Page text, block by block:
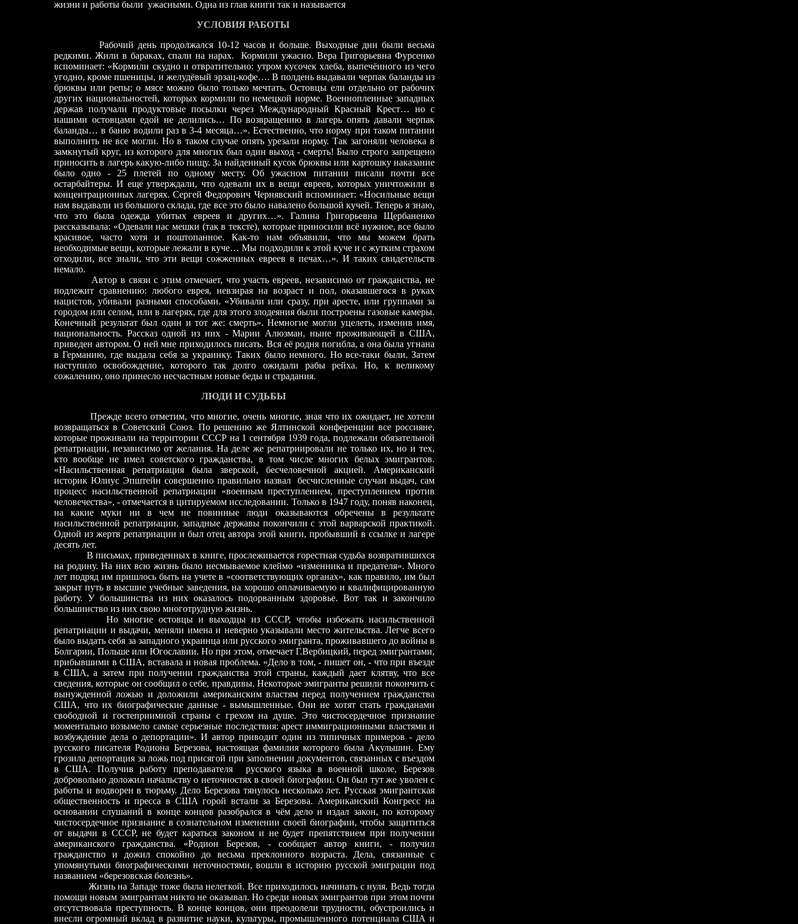
жизни и работы были ужасными. Одна из глав книги так и называется
УСЛОВИЯ РАБОТЫ
Рабочий день продолжался 10-12 часов и больше. Выходные дни были весьма
редкими. Жили в бараках, спали на нарах.
Кормили ужасно. Вера Григорьевна Фурсенко
вспоминает: «Кормили скудно и отвратительно: утром кусочек хлеба, выпечённого из чего
угодно, кроме пшеницы, и желудёвый эрзац-кофе…. В полдень выдавали черпак баланды из
брюквы или репы; о мясе можно было только мечтать. Остовцы ели отдельно от рабочих
других национальностей, которых кормили по немецкой норме. Военнопленные западных
держав получали продуктовые посылки через Международный Красный Крест… но с
нашими остовцами едой не делились… По возвращению в лагерь опять давали черпак
баланды… в баню водили раз в 3-4 месяца…». Естественно, что норму при таком питании
выполнить не все могли. Но в таком случае опять урезали норму. Так загоняли человека в
замкнутый круг, из которого для многих был один выход- смерть! Было строго запрещено
приносить в лагерь какую-либо пищу. За найденный кусок брюквы или картошку наказание
было одно- 25 плетей по одному месту. Об ужасном питании писали почти все
остарбайтеры. И еще утверждали, что одевали их в вещи евреев, которых уничтожили в
концентрационных лагерях. Сергей Федорович Чернявский вспоминает: «Носильные вещи
нам выдавали из большого склада, где все это было навалено большой кучей. Теперь я знаю,
что это была одежда убитых евреев и других…». Галина Григорьевна Щербаненко
рассказывала: «Одевали нас мешки (так в тексте), которые приносили всё нужное, все было
красивое, часто хотя и поштопанное. Как-то нам объявили, что мы можем брать
необходимые вещи, которые лежали в куче… Мы подходили к этой куче и с жутким страхом
отходили, все знали, что эти вещи сожженных евреев в печах…». И таких свидетельств
немало.
Автор в связи с этим отмечает, что участь евреев, независимо от гражданства, не
подлежит сравнению: любого еврея, невзирая на возраст и пол, оказавшегося в руках
нацистов, убивали разными способами. «Убивали или сразу, при аресте, или группами за
городом или селом, или в лагерях, где для этого злодеяния были построены газовые камеры.
Конечный результат был один и тот же: смерть». Немногие могли уцелеть, изменив имя,
национальность. Рассказ одной из них - Марии Алюзман, ныне проживающей в США,
приведен автором. О ней мне приходилось писать. Вся её родня погибла, а она была угнана
в Германию, где выдала себя за украинку. Таких было немного. Но все-таки были. Затем
наступило освобождение, которого так долго ожидали рабы рейха. Но, к великому
сожалению, оно принесло несчастным новые беды и страдания.
ЛЮДИ И СУДЬБЫ
Прежде всего отметим, что многие, очень многие, зная что их ожидает, не хотели
возвращаться в Советский Союз. По решению же Ялтинской конференции все россияне,
которые проживали на территории СССР на 1 сентября 1939 года, подлежали обязательной
репатриации, независимо от желания. На деле же репатриировали не только их, но и тех,
кто вообще не имел советского гражданства, в том числе многих белых эмигрантов.
«Насильственная репатриация была зверской, бесчеловечной акцией. Американский
историк Юлиус Эпштейн совершенно правильно назвал
бесчисленные случаи выдач, сам
процесс насильственной репатриации «военным преступлением, преступлением против
человечества», - отмечается в цитируемом исследовании. Только в 1947 году, поняв наконец,
на какие муки ни в чем не повинные люди оказываются обречены в результате
насильственной репатриации, западные державы покончили с этой варварской практикой.
Одной из жертв репатриации и был отец автора этой книги, пробывший в ссылке и лагере
десять лет.
В письмах, приведенных в книге, прослеживается горестная судьба возвратившихся
на родину. На них всю жизнь было несмываемое клеймо «изменника и предателя». Много
лет подряд им пришлось быть на учете в «соответствующих органах», как правило, им был
закрыт путь в высшие учебные заведения, на хорошо оплачиваемую и квалифицированную
работу. У большинства из них оказалось подорванным здоровье. Вот так и закончило
большинство из них свою многотрудную жизнь.
Но многие остовцы и выходцы из СССР, чтобы избежать насильственной
репатриации и выдачи, меняли имена и неверно указывали место жительства. Легче всего
было выдать себя за западного украинца или русского эмигранта, проживавшего до войны в
Болгарии, Польше или Югославии. Но при этом, отмечает Г.Вербицкий, перед эмигрантами,
прибывшими в США, вставала и новая проблема. «Дело в том, - пишет он, - что при въезде
в США, а затем при получении гражданства этой страны, каждый дает клятву, что все
сведения, которые он сообщил о себе, правдивы. Некоторые эмигранты решили покончить с
вынужденной ложью и доложили американским властям перед получением гражданства
США, что их биографические данные -вымышленные. Они не хотят стать гражданами
свободной и гостеприимной страны с грехом на душе. Это чистосердечное признание
моментально возымело самые серьезные последствия: арест иммиграционными властями и
возбуждение дела о депортации». И автор приводит один из типичных примеров - дело
русского писателя Родиона Березова, настоящая фамилия которого была Акульшин. Ему
грозила депортация за ложь под присягой при заполнении документов, связанных с въездом
в США. Получив работу преподавателя
русского языка в военной школе, Березов
добровольно доложил начальству о неточностях в своей биографии. Он был тут же уволен с
работы и водворен в тюрьму. Дело Березова тянулось несколько лет. Русская эмигрантская
общественность и пресса в США горой встали за Березова. Американский Конгресс на
основании слушаний в конце концов разобрался в чём дело и издал закон, по которому
чистосердечное признание в сознательном изменении своей биографии, чтобы защититься
от выдачи в СССР, не будет караться законом и не будет препятствием при получении
американского гражданства. «Родион Березов, - сообщает автор книги, - получил
гражданство и дожил спокойно до весьма преклонного возраста. Дела, связанные с
упомянутыми биографическими неточностями, вошли в историю русской эмиграции под
названием «березовская болезнь».
Жизнь на Западе тоже была нелегкой. Все приходилось начинать с нуля. Ведь тогда
помощи новым эмигрантам никто не оказывал. Но среди новых эмигрантов при этом почти
отсутствовала преступность. В конце концов, они преодолели трудности, обустроились и
внесли огромный вклад в развитие науки, культуры, промышленного потенциала США и